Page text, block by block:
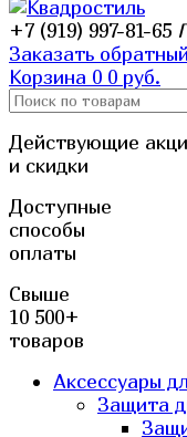
+7 (919) 997-81-65
Заказать
Корзина 0 0 руб.
Действующие
и скидки
Доступные
способы
оплаты
Свыше
10 500+
товаров
Аксессуары
Защита